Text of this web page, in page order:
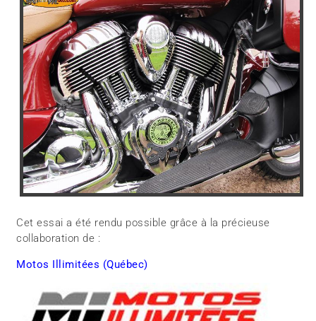
Cet essai a été rendu possible grâce à la précieuse
collaboration de :
Motos Illimitées (Québec)